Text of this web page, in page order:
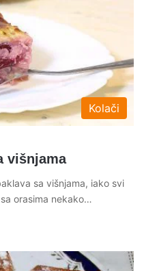
Kolači
višnjama
sa višnjama, iako svi
orasima nekako…